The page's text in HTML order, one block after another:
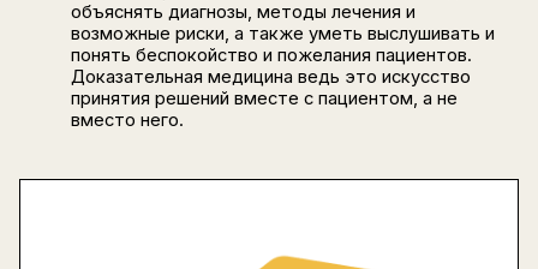
объяснять диагнозы, методы лечения и
возможные риски, а также уметь выслушивать и
понять беспокойство и пожелания пациентов.
Доказательная медицина ведь это искусство
принятия решений вместе с пациентом, а не
вместо него.